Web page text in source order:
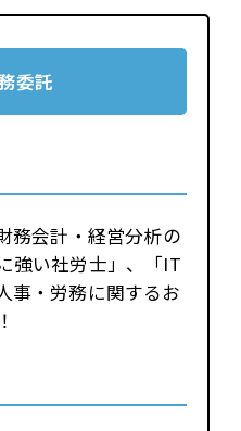
委託
務会計・経営分析の
強い社労士」、「IT
事・労務に関するお